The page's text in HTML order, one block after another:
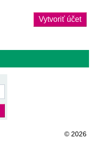
Vytvoriť účet
© 2026